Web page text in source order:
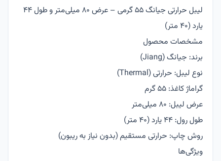
لیبل حرارتی جیانگ 55 گرمی – عرض 80 میلی‌متر و طول 44
یارد (40 متر)
مشخصات محصول
برند: جیانگ (Jiang)
نوع لیبل: حرارتی (Thermal)
گراماژ کاغذ: 55 گرم
عرض لیبل: 80 میلی‌متر
طول رول: 44 یارد (40 متر)
روش چاپ: حرارتی مستقیم (بدون نیاز به ریبون)
ویژگی‌ها